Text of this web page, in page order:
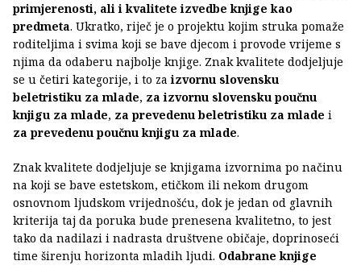
primjerenosti, ali i kvalitete izvedbe knjige kao
predmeta. Ukratko, riječ je o projektu kojim struka pomaže
roditeljima i svima koji se bave djecom i provode vrijeme s
njima da odaberu najbolje knjige. Znak kvalitete dodjeljuje
se u četiri kategorije, i to zaizvornu slovensku
beletristiku za mlade, za izvornu slovensku poučnu
knjigu za mlade, za prevedenu beletristiku za mlade i
za prevedenu poučnu knjigu za mlade.
Znak kvalitete dodjeljuje se knjigama izvornima po načinu
na koji se bave estetskom, etičkom ili nekom drugom
osnovnom ljudskom vrijednošću, dok je jedan od glavnih
kriterija taj da poruka bude prenesena kvalitetno, to jest
tako da nadilazi i nadrasta društvene običaje, doprinoseći
time širenju horizonta mladih ljudi. Odabrane knjige